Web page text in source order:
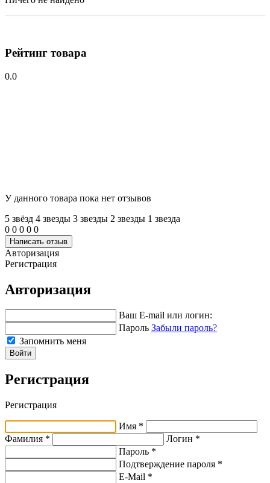
Рейтинг товара
0.0
У данного товара пока нет отзывов
5 звёзд 4 звeзды 3 звeзды 2 звeзды 1 звeзда
0 0 0 0 0
Написать отзыв
Авторизация
Регистрация
Авторизация
Ваш E-mail или логин:
Пароль Забыли пароль?
Запомнить меня
Войти
Регистрация
Регистрация
Имя *
Фамилия *
Логин *
Пароль *
Подтверждение пароля *
E-Mail *